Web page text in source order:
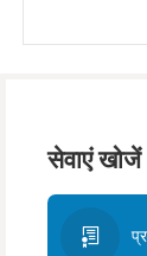
सेवाएं खोजें